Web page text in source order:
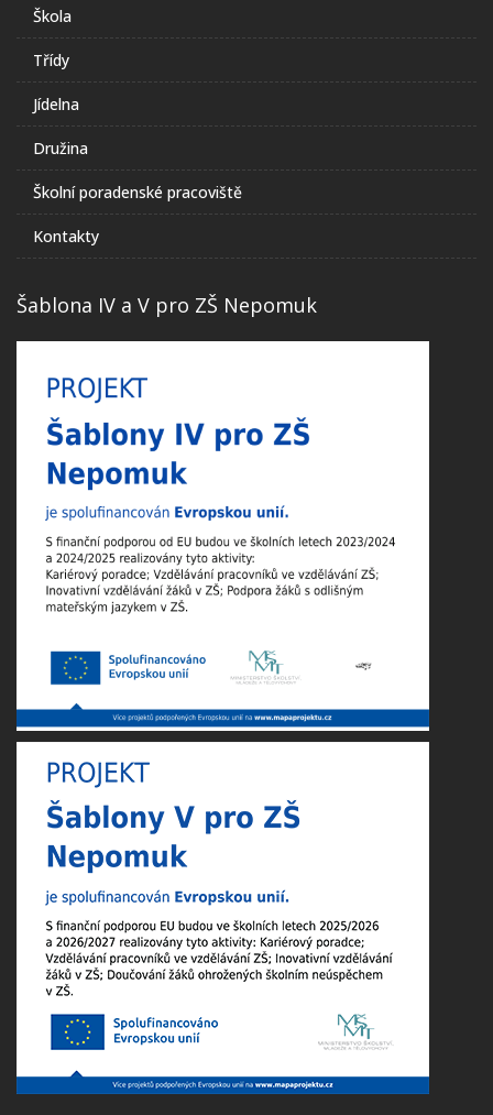
Škola
Třídy
Jídelna
Družina
Školní poradenské pracoviště
Kontakty
Šablona IV a V pro ZŠ Nepomuk